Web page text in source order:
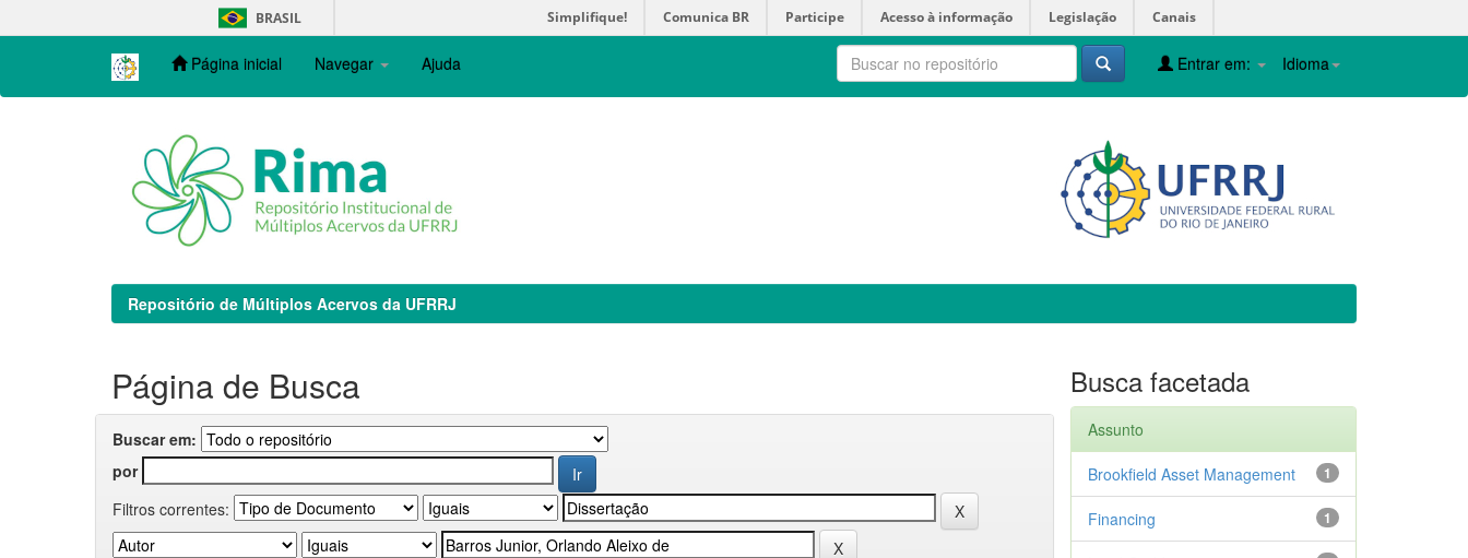
navigation
BRASIL Simplifique! Comunica BR Participe Acesso à informação Legislação Canais
Página inicial Navegar Ajuda Idioma
Entrar em:
Repositório de Múltiplos Acervos da UFRRJ
Página de Busca
Buscar em:
por
Filtros correntes:
Busca facetada
Assunto
1
Brookfield Asset Management
1
Financing